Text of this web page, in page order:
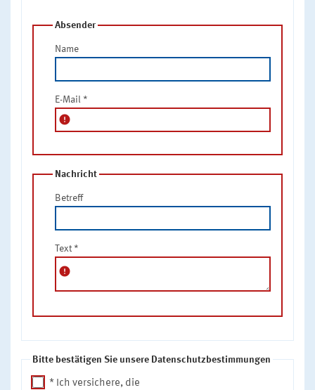
Absender
Name
E-Mail *
error
Nachricht
Betreff
Text *
error
Bitte bestätigen Sie unsere Datenschutzbestimmungen
* Ich versichere, die